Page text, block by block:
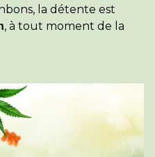
la détente est
, à tout moment de la